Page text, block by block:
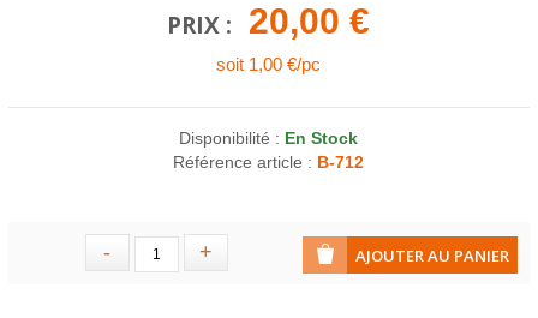
PRIX : 20,00 €
soit 1,00 €/pc
Disponibilité : En Stock
Référence article : B-712